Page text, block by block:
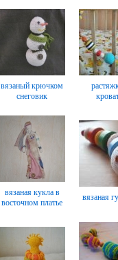
вязаный крючком
снеговик
вязаная кукла в
восточном платье
вязаная